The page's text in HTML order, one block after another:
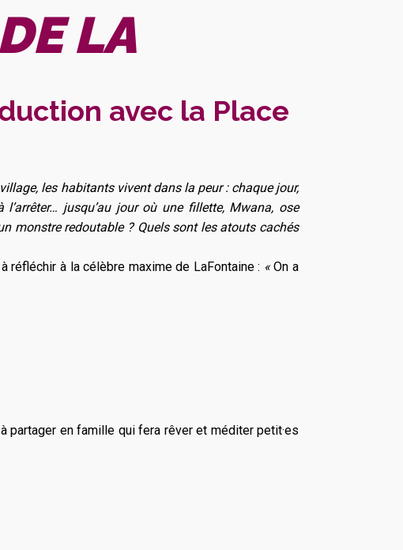
LA
avec la Place
les habitants vivent dans la peur : chaque jour,
jusqu’au jour où une fillette, Mwana, ose
monstre redoutable ? Quels sont les atouts cachés
réfléchir à la célèbre maxime de LaFontaine : «On a
partager en famille qui fera rêver et méditer petit·es